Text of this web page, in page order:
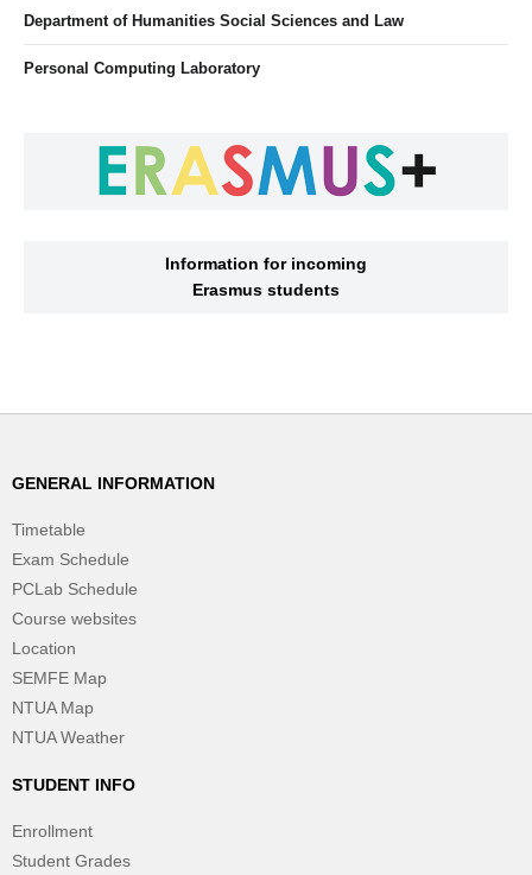
Department of Humanities Social Sciences and Law
Personal Computing Laboratory
Information for incoming
Erasmus students
GENERAL INFORMATION
Timetable
Exam Schedule
PCLab Schedule
Course websites
Location
SEMFE Map
NTUA Map
NTUA Weather
STUDENT INFO
Enrollment
Student Grades